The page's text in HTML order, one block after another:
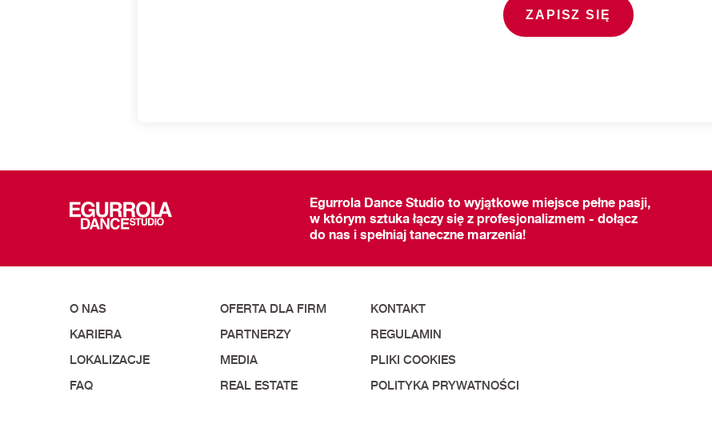
Egurrola Dance Studio to wyjątkowe miejsce pełne pasji,
w którym sztuka łączy się z profesjonalizmem - dołącz
do nas i spełniaj taneczne marzenia!
O NAS OFERTA DLA FIRM
KONTAKT
KARIERA
PARTNERZY
REGULAMIN
LOKALIZACJE
MEDIA
PLIKI COOKIES
FAQ
REAL ESTATE POLITYKA PRYWATNOŚCI